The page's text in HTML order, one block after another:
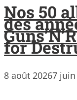
Nos 50
des
for
8 août 20267 juin